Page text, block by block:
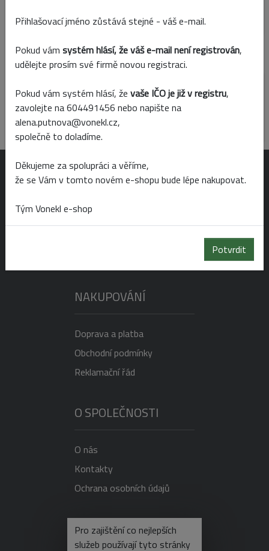
Parametry
Barva
hnědá
OTEVÍRACÍ DOBA
Po-Pá 6:00 - 19:00
NAKUPOVÁNÍ
Doprava a platba
Obchodní podmínky
Reklamační řád
O SPOLEČNOSTI
O nás
Kontakty
Ochrana osobních údajů
NEVÍTE SI RADY?
Přihlašovací jméno zůstává stejné - váš e-mail.
Pokud vám systém hlásí, že váš e-mail není registrován,
udělejte prosím své firmě novou registraci.
Pokud vám systém hlásí, že vaše IČO je již v registru,
zavolejte na 604491456 nebo napište na
alena.putnova@vonekl.cz,
společně to doladíme.
Děkujeme za spolupráci a věříme,
že se Vám v tomto novém e-shopu bude lépe nakupovat.
Tým Vonekl e-shop
Potvrdit
Pro zajištění co nejlepších
služeb používají tyto stránky